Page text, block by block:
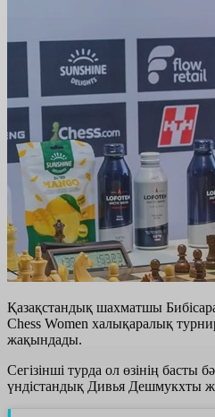
Қазақстандық шахматшы
Chess Women халықаралық
жақындады.
Сегізінші турда ол өзінің басты
үндістандық Дивья Дешмукхты